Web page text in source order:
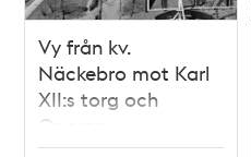
Vy från kv.
Näckebro mot Karl
XII:s torg och
Operan